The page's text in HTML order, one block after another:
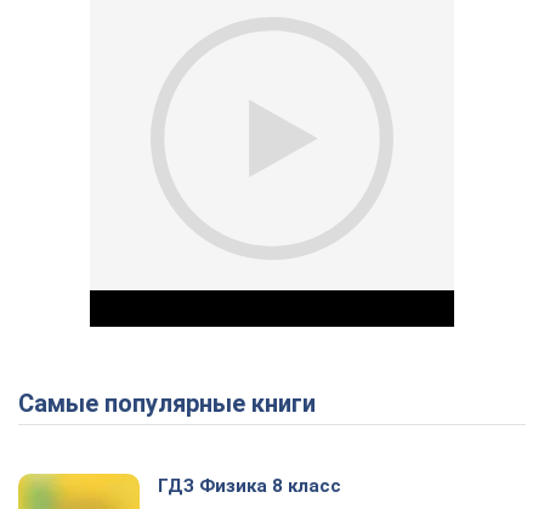
Play Video
Самые популярные книги
ГДЗ Физика 8 класс